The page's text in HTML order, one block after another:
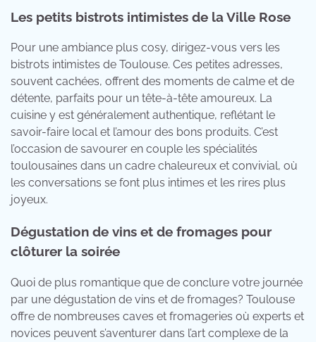
Les petits bistrots intimistes de la Ville Rose
Pour une ambiance plus cosy, dirigez-vous vers les
bistrots intimistes de Toulouse. Ces petites adresses,
souvent cachées, offrent des moments de calme et de
détente, parfaits pour un tête-à-tête amoureux. La
cuisine y est généralement authentique, reflétant le
savoir-faire local et l’amour des bons produits. C’est
l’occasion de savourer en couple les spécialités
toulousaines dans un cadre chaleureux et convivial, où
les conversations se font plus intimes et les rires plus
joyeux.
Dégustation de vins et de fromages pour
clôturer la soirée
Quoi de plus romantique que de conclure votre journée
par une dégustation de vins et de fromages? Toulouse
offre de nombreuses caves et fromageries où experts et
novices peuvent s’aventurer dans l’art complexe de la